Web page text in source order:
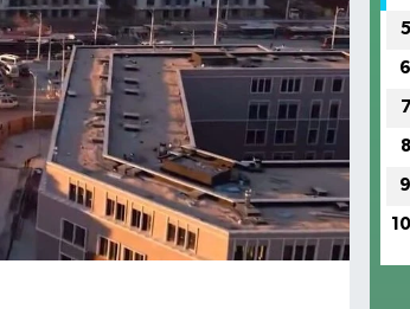
5
6
7
8
9
10